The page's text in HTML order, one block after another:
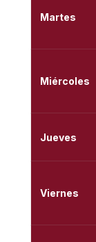
Martes
Miércoles
Jueves
Viernes